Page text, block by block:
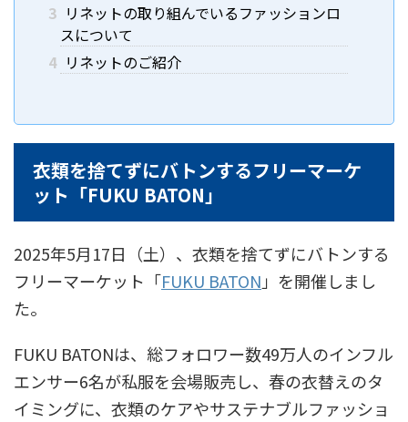
3 リネットの取り組んでいるファッションロ
スについて
4 リネットのご紹介
衣類を捨てずにバトンするフリーマーケ
ット「FUKU BATON」
2025年5月17日（土）、衣類を捨てずにバトンする
フリーマーケット「FUKU BATON 」を開催しまし
た。
FUKU BATONは、総フォロワー数49万人のインフル
エンサー6名が私服を会場販売し、春の衣替えのタ
イミングに、衣類のケアやサステナブルファッショ